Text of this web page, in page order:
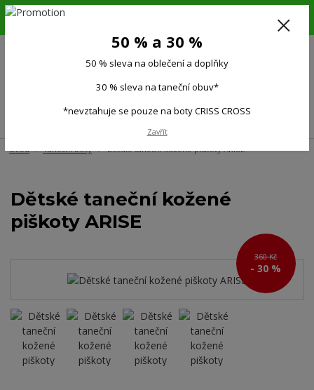
6.-16.8.26. DOVOLENÁ !!! 50 % SLEVA na všechno oblečení a doplňky !!!
(Po-Pá 9:00-15.00)
Úvod Taneční boty Dětské taneční kožené piškoty ARISE
Dětské taneční kožené
piškoty ARISE
360 Kč
- 30 %
50 % a 30 %
50 % sleva na oblečení a doplňky
30 % sleva na taneční obuv*
*nevztahuje se pouze na boty CRISS CROSS
Zavřít